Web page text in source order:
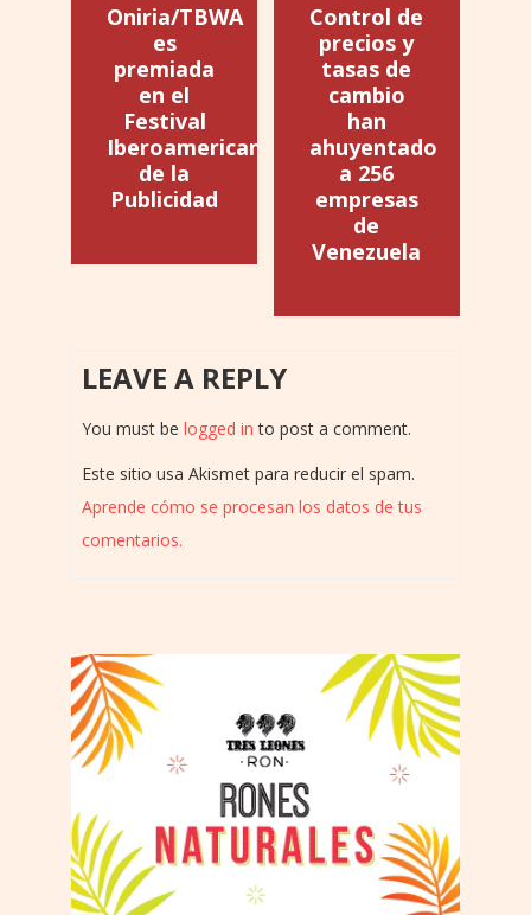
Oniria/TBWA
es
premiada
en el
Festival
Iberoamericano
de la
Publicidad
Control de
precios y
tasas de
cambio
han
ahuyentado
a 256
empresas
de
Venezuela
LEAVE A REPLY
You must be logged in to post a comment.
Este sitio usa Akismet para reducir el spam.
Aprende cómo se procesan los datos de tus
comentarios.